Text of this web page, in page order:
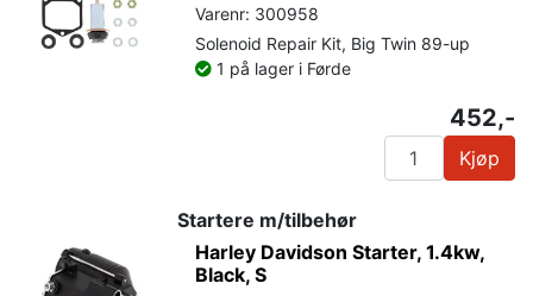
Varenr: 300958
Solenoid Repair Kit, Big Twin 89-up
1 på lager i Førde
452,-
Kjøp
Startere m/tilbehør
Harley Davidson Starter, 1.4kw,
Black, S